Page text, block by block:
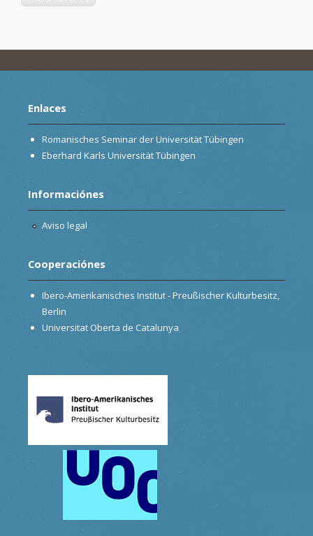
Enlaces
Romanisches Seminar der Universität Tübingen
Eberhard Karls Universität Tübingen
Informaciónes
Aviso legal
Cooperaciónes
Ibero-Amerikanisches Institut - Preußischer Kulturbesitz,
Berlin
Universitat Oberta de Catalunya